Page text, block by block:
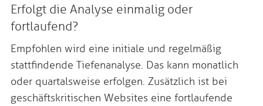
Erfolgt die Analyse einmalig oder
fortlaufend?
Empfohlen wird eine initiale und regelmäßig
stattfindende Tiefenanalyse. Das kann monatlich
oder quartalsweise erfolgen. Zusätzlich ist bei
geschäftskritischen Websites eine fortlaufende